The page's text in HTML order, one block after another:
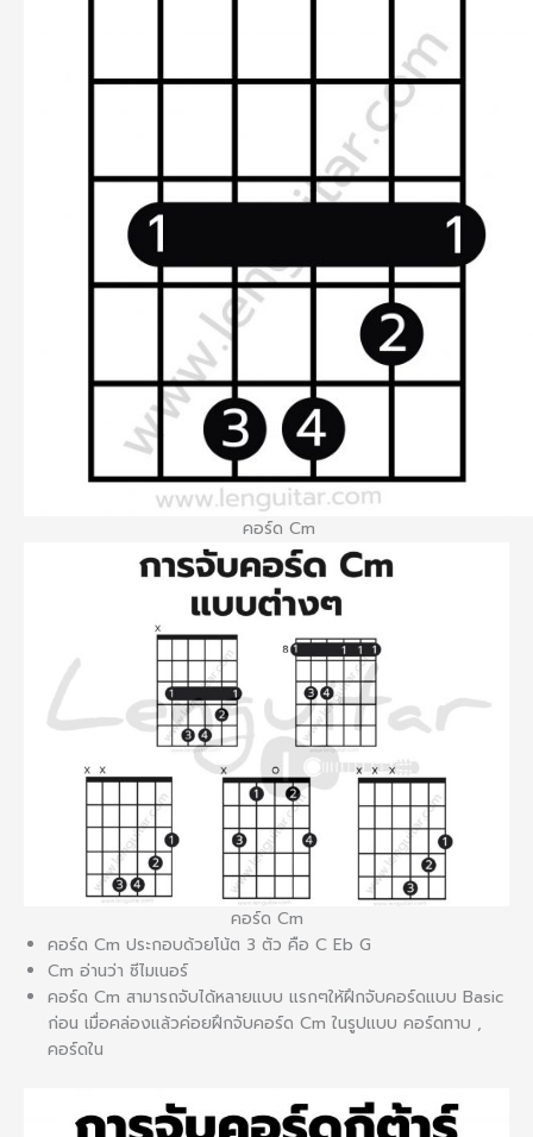
คอร์ด Cm
คอร์ด Cm
คอร์ด Cm ประกอบด้วยโน้ต 3 ตัว คือ C Eb G
Cm อ่านว่า ซีไมเนอร์
คอร์ด Cm สามารถจับได้หลายแบบ แรกๆให้ฝึกจับคอร์ดแบบ Basic
ก่อน เมื่อคล่องแล้วค่อยฝึกจับคอร์ด Cm ในรูปแบบ คอร์ดทาบ ,
คอร์ดใน